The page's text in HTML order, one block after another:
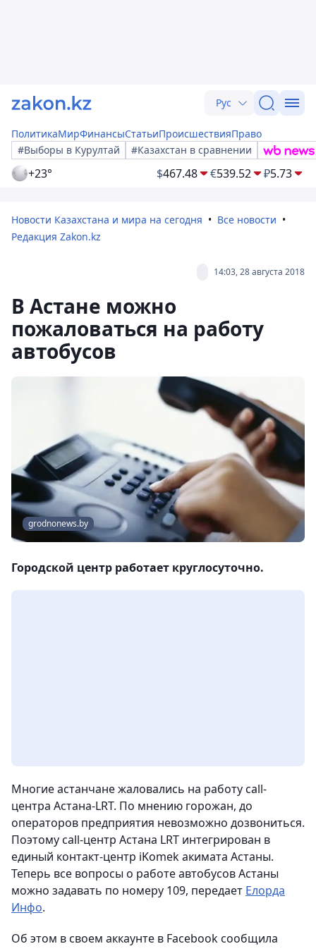
Рус
ПолитикаМирФинансыСтатьиПроисшествияПраво
#Выборы в Курултай
#Казахстан в сравнении
+23° $467.48 €539.52 ₽5.73
Новости Казахстана и мира на сегодня
Все новости
Редакция Zakon.kz
14:03, 28 августа 2018
В Астане можно
пожаловаться на работу
автобусов
grodnonews.by
Городской центр работает круглосуточно.
Многие астанчане жаловались на работу call-
центра Астана-LRT. По мнению горожан, до
операторов предприятия невозможно дозвониться.
Поэтому call-центр Астана LRT интегрирован в
единый контакт-центр iKomek акимата Астаны.
Теперь все вопросы о работе автобусов Астаны
можно задавать по номеру 109, передает Елорда
Инфо.
Об этом в своем аккаунте в Facebook сообщила